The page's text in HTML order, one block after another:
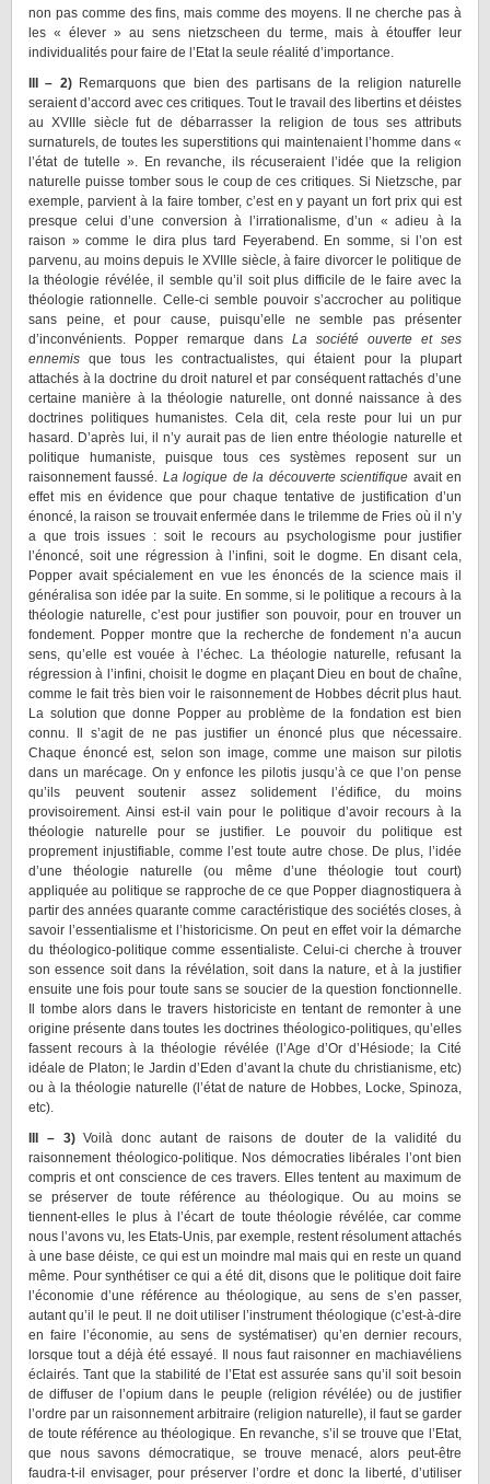
non pas comme des fins, mais comme des moyens. Il ne cherche pas à
les « élever » au sens nietzscheen du terme, mais à étouffer leur
individualités pour faire de l’Etat la seule réalité d’importance.
III – 2) Remarquons que bien des partisans de la religion naturelle
seraient d’accord avec ces critiques. Tout le travail des libertins et déistes
au XVIIIe siècle fut de débarrasser la religion de tous ses attributs
surnaturels, de toutes les superstitions qui maintenaient l’homme dans «
l’état de tutelle ». En revanche, ils récuseraient l’idée que la religion
naturelle puisse tomber sous le coup de ces critiques. Si Nietzsche, par
exemple, parvient à la faire tomber, c’est en y payant un fort prix qui est
presque celui d’une conversion à l’irrationalisme, d’un « adieu à la
raison » comme le dira plus tard Feyerabend. En somme, si l’on est
parvenu, au moins depuis le XVIIIe siècle, à faire divorcer le politique de
la théologie révélée, il semble qu’il soit plus difficile de le faire avec la
théologie rationnelle. Celle-ci semble pouvoir s’accrocher au politique
sans peine, et pour cause, puisqu’elle ne semble pas présenter
d’inconvénients. Popper remarque dans La société ouverte et ses
ennemis que tous les contractualistes, qui étaient pour la plupart
attachés à la doctrine du droit naturel et par conséquent rattachés d’une
certaine manière à la théologie naturelle, ont donné naissance à des
doctrines politiques humanistes. Cela dit, cela reste pour lui un pur
hasard. D’après lui, il n’y aurait pas de lien entre théologie naturelle et
politique humaniste, puisque tous ces systèmes reposent sur un
raisonnement faussé. La logique de la découverte scientifique avait en
effet mis en évidence que pour chaque tentative de justification d’un
énoncé, la raison se trouvait enfermée dans le trilemme de Fries où il n’y
a que trois issues : soit le recours au psychologisme pour justifier
l’énoncé, soit une régression à l’infini, soit le dogme. En disant cela,
Popper avait spécialement en vue les énoncés de la science mais il
généralisa son idée par la suite. En somme, si le politique a recours à la
théologie naturelle, c’est pour justifier son pouvoir, pour en trouver un
fondement. Popper montre que la recherche de fondement n’a aucun
sens, qu’elle est vouée à l’échec. La théologie naturelle, refusant la
régression à l’infini, choisit le dogme en plaçant Dieu en bout de chaîne,
comme le fait très bien voir le raisonnement de Hobbes décrit plus haut.
La solution que donne Popper au problème de la fondation est bien
connu. Il s’agit de ne pas justifier un énoncé plus que nécessaire.
Chaque énoncé est, selon son image, comme une maison sur pilotis
dans un marécage. On y enfonce les pilotis jusqu’à ce que l’on pense
qu’ils peuvent soutenir assez solidement l’édifice, du moins
provisoirement. Ainsi est-il vain pour le politique d’avoir recours à la
théologie naturelle pour se justifier. Le pouvoir du politique est
proprement injustifiable, comme l’est toute autre chose. De plus, l’idée
d’une théologie naturelle (ou même d’une théologie tout court)
appliquée au politique se rapproche de ce que Popper diagnostiquera à
partir des années quarante comme caractéristique des sociétés closes, à
savoir l’essentialisme et l’historicisme. On peut en effet voir la démarche
du théologico-politique comme essentialiste. Celui-ci cherche à trouver
son essence soit dans la révélation, soit dans la nature, et à la justifier
ensuite une fois pour toute sans se soucier de la question fonctionnelle.
Il tombe alors dans le travers historiciste en tentant de remonter à une
origine présente dans toutes les doctrines théologico-politiques, qu’elles
fassent recours à la théologie révélée (l’Age d’Or d’Hésiode; la Cité
idéale de Platon; le Jardin d’Eden d’avant la chute du christianisme, etc)
ou à la théologie naturelle (l’état de nature de Hobbes, Locke, Spinoza,
etc).
III – 3)Voilà donc autant de raisons de douter de la validité du
raisonnement théologico-politique. Nos démocraties libérales l’ont bien
compris et ont conscience de ces travers. Elles tentent au maximum de
se préserver de toute référence au théologique. Ou au moins se
tiennent-elles le plus à l’écart de toute théologie révélée, car comme
nous l’avons vu, les Etats-Unis, par exemple, restent résolument attachés
à une base déiste, ce qui est un moindre mal mais qui en reste un quand
même. Pour synthétiser ce qui a été dit, disons que le politique doit faire
l’économie d’une référence au théologique, au sens de s’en passer,
autant qu’il le peut. Il ne doit utiliser l’instrument théologique (c’est-à-dire
en faire l’économie, au sens de systématiser) qu’en dernier recours,
lorsque tout a déjà été essayé. Il nous faut raisonner en machiavéliens
éclairés. Tant que la stabilité de l’Etat est assurée sans qu’il soit besoin
de diffuser de l’opium dans le peuple (religion révélée) ou de justifier
l’ordre par un raisonnement arbitraire (religion naturelle), il faut se garder
de toute référence au théologique. En revanche, s’il se trouve que l’Etat,
que nous savons démocratique, se trouve menacé, alors peut-être
faudra-t-il envisager, pour préserver l’ordre et donc la liberté, d’utiliser